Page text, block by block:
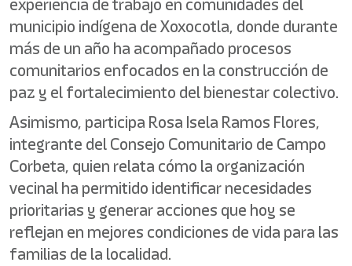
municipio indígena de Xoxocotla, donde durante
más de un año ha acompañado procesos
comunitarios enfocados en la construcción de
paz y el fortalecimiento del bienestar colectivo.
Asimismo, participa Rosa Isela Ramos Flores,
integrante del Consejo Comunitario de Campo
Corbeta, quien relata cómo la organización
vecinal ha permitido identificar necesidades
prioritarias y generar acciones que hoy se
reflejan en mejores condiciones de vida para las
familias de la localidad.